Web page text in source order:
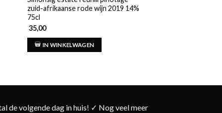
zuid-afrikaanse rode wijn 2019 14%
75cl
35,00
IN WINKELWAGEN
de volgende dag in huis! ✓ Nog veel meer